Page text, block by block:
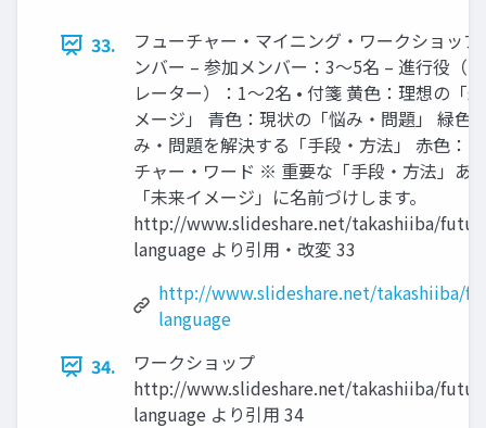
33.
フューチャー・マイニング・ワークショップ
ンバー – 参加メンバー：3～5名 – 進行役（
レーター）：1～2名 • 付箋 黄色：理想の「
メージ」 青色：現状の「悩み・問題」 緑色
み・問題を解決する「手段・方法」 赤色：
チャー・ワード ※ 重要な「手段・方法」あ
「未来イメージ」に名前づけします。
http://www.slideshare.net/takashiiba/
language より引用・改変 33
http://www.slideshare.net/takashiiba/
language
34.
ワークショップ
http://www.slideshare.net/takashiiba/
language より引用 34